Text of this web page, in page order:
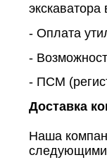
- Оплата
-
- ПСМ
Доставка
Наша
следующими